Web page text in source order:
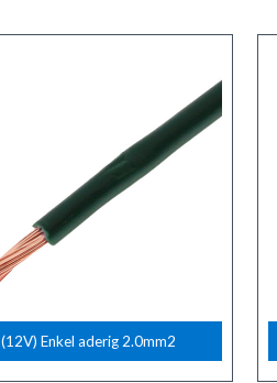
(12V) Enkel aderig 2.0mm2